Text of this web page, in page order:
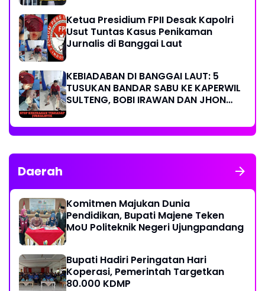
Ketua Presidium FPII Desak Kapolri
Usut Tuntas Kasus Penikaman
Jurnalis di Banggai Laut
KEBIADABAN DI BANGGAI LAUT: 5
TUSUKAN BANDAR SABU KE KAPERWIL
SULTENG, BOBI IRAWAN DAN JHON
KERAS KINERJA POLRI!
Daerah
Komitmen Majukan Dunia
Pendidikan, Bupati Majene Teken
MoU Politeknik Negeri Ujungpandang
Bupati Hadiri Peringatan Hari
Koperasi, Pemerintah Targetkan
80.000 KDMP